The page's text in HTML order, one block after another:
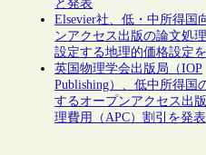
と発表
Elsevier社、低・中所得国
ンアクセス出版の論文処
設定する地理的価格設定
英国物理学会出版局（IOP
Publishing）、低中所得国
するオープンアクセス出
理費用（APC）割引を発表